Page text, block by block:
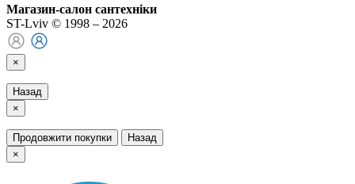
Магазин-салон сантехніки
ST-Lviv © 1998 – 2026
×
Назад
×
Продовжити покупки
Назад
×